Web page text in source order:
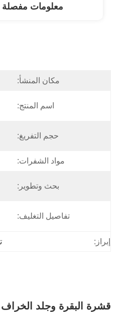
معلومات مفصلة
مكان المنشأ:
اسم المنتج:
حجم التفريغ:
مواد الشفرات:
بحث وتطوير:
تفاصيل التغليف:
إبراز:
قشرة البقرة وجلد الخراف